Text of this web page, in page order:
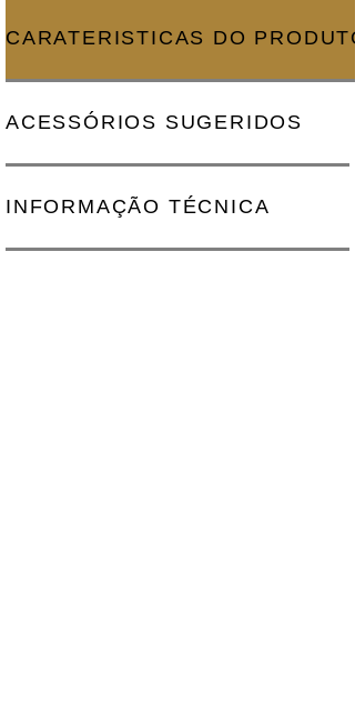
CARATERISTICAS DO
ACESSÓRIOS SUGERIDOS
INFORMAÇÃO TÉCNICA